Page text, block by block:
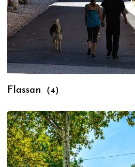
Flassan (4)